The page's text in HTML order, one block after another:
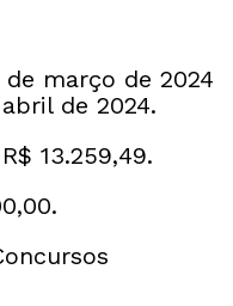
março de 2024
de 2024.
13.259,49.